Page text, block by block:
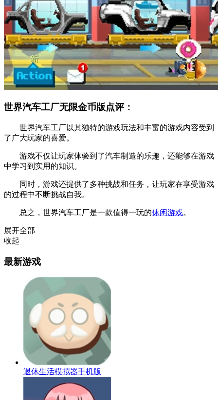
世界汽车工厂无限金币版点评：
世界汽车工厂以其独特的游戏玩法和丰富的游戏内容受到
了广大玩家的喜爱。
游戏不仅让玩家体验到了汽车制造的乐趣，还能够在游戏
中学习到实用的知识。
同时，游戏还提供了多种挑战和任务，让玩家在享受游戏
的过程中不断挑战自我。
总之，世界汽车工厂是一款值得一玩的休闲游戏。
展开全部
收起
最新游戏
退休生活模拟器手机版